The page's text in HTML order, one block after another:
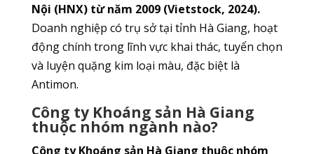
Nội (HNX) từ năm 2009 (Vietstock, 2024).
Doanh nghiệp có trụ sở tại tỉnh Hà Giang, hoạt
động chính trong lĩnh vực khai thác, tuyển chọn
và luyện quặng kim loại màu, đặc biệt là
Antimon.
Công ty Khoáng sản Hà Giang
thuộc nhóm ngành nào?
Công ty Khoáng sản Hà Giang thuộc nhóm